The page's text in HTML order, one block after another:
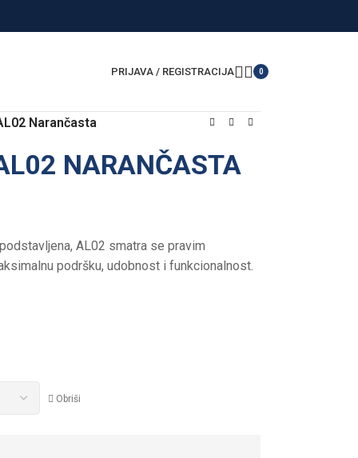
PRIJAVA / REGISTRACIJA 0
Narančasta
NARANČASTA
AL02 smatra se pravim
podršku, udobnost i funkcionalnost.
Obriši